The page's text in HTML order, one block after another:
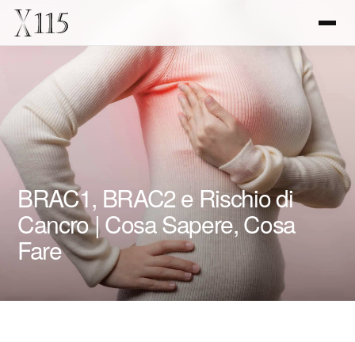
BRAC1, BRAC2 e Rischio di
Cancro | Cosa Sapere, Cosa
Fare